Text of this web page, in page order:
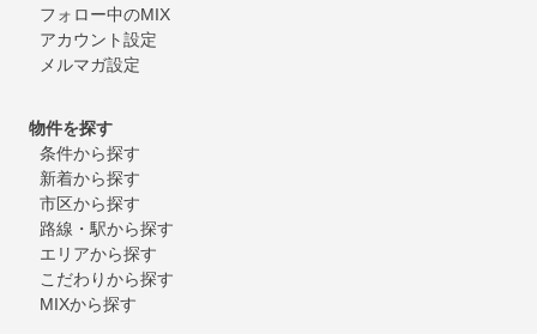
フォロー中のMIX
アカウント設定
メルマガ設定
物件を探す
条件から探す
新着から探す
市区から探す
路線・駅から探す
エリアから探す
こだわりから探す
MIXから探す